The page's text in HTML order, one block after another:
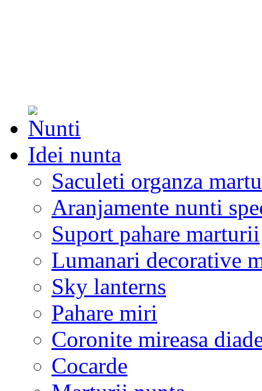
Idei nunta
Saculeti organza
Aranjamente nunti
Suport pahare marturii
Lumanari decorative
Sky lanterns
Pahare miri
Coronite mireasa
Cocarde